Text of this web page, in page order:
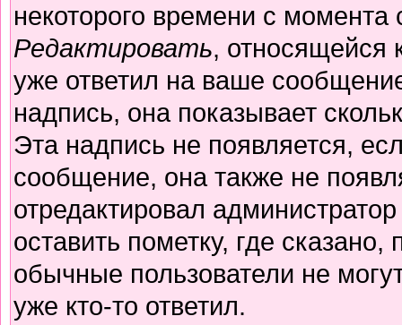
некоторого времени с
Редактировать, относящейся
уже ответил на ваше
надпись, она показывает
Эта надпись не появляется,
сообщение, она также не
отредактировал
оставить пометку, где
обычные пользователи не
уже кто-то ответил.